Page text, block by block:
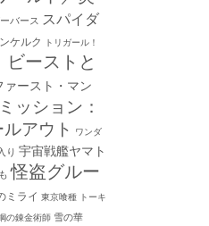
バース スパイダ
ケルク トリガール！
ーストと
ァースト・マン
ミッション：
アウト ワンダ
り 宇宙戦艦ヤマト
怪盗グルー
ミライ 東京喰種 トーキ
の錬金術師 雪の華